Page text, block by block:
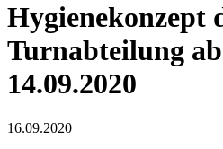
Hygienekonzept
Turnabteilung
14.09.2020
16.09.2020